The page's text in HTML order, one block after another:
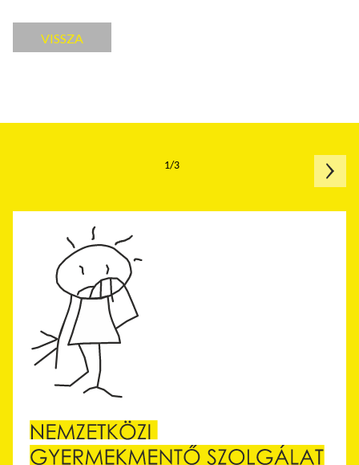
VISSZA
1/3